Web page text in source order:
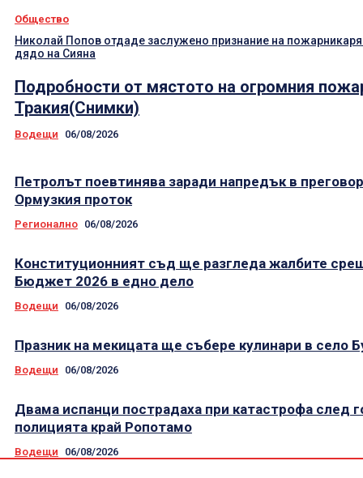
Общество
Николай Попов отдаде заслужено признание на
дядо на Сияна
Подробности от мястото на огромния
Тракия(Снимки)
Водещи 06/08/2026
Петролът поевтинява заради напредък в
Ормузкия проток
Регионално 06/08/2026
Конституционният съд ще разгледа жалбите
Бюджет 2026 в едно дело
Водещи 06/08/2026
Празник на мекицата ще събере кулинари в село
Водещи 06/08/2026
Двама испанци пострадаха при катастрофа след
полицията край Ропотамо
Водещи 06/08/2026